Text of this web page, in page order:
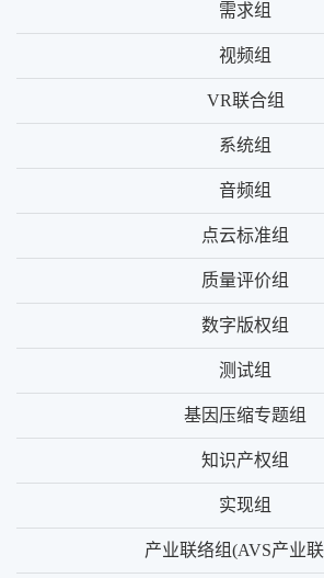
需求组
视频组
VR联合组
系统组
音频组
点云标准组
质量评价组
数字版权组
测试组
基因压缩专题组
知识产权组
实现组
产业联络组(AVS产业